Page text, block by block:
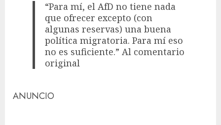
“Para mí, el AfD no tiene nada
que ofrecer excepto (con
algunas reservas) una buena
política migratoria. Para mí eso
no es suficiente.” Al comentario
original
ANUNCIO